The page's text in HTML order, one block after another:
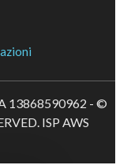
13868590962 - ©
ISP AWS